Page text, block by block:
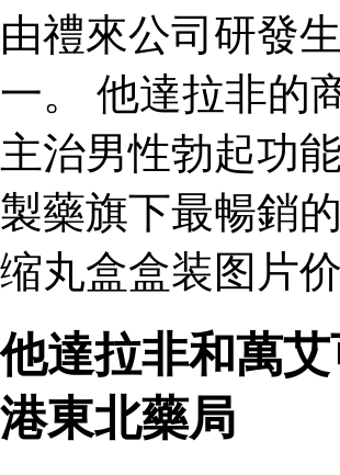
由禮來公司研發
一。 他達拉非的
主治男性勃起功
製藥旗下最暢銷
缩丸盒盒装图片
他達拉非和萬
港東北藥局